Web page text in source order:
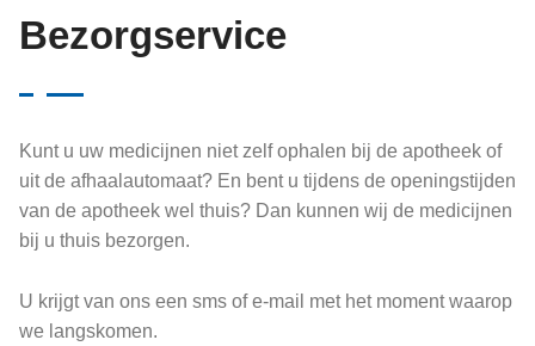
Bezorgservice
Kunt u uw medicijnen niet zelf ophalen bij de apotheek of
uit de afhaalautomaat? En bent u tijdens de openingstijden
van de apotheek wel thuis? Dan kunnen wij de medicijnen
bij u thuis bezorgen.
U krijgt van ons een sms of e-mail met het moment waarop
we langskomen.